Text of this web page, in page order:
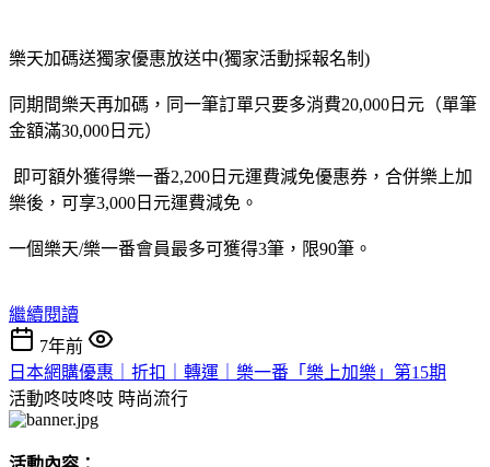
樂天加碼送獨家優惠放送中(獨家活動採報名制)
同期間樂天再加碼，同一筆訂單只要多消費20,000日元（單筆
金額滿30,000日元）
即可額外獲得樂一番2,200日元運費減免優惠券，合併樂上加
樂後，可享3,000日元運費減免。
一個樂天/樂一番會員最多可獲得3筆，限90筆。
繼續閱讀
7年前
日本網購優惠｜折扣｜轉運｜樂一番「樂上加樂」第15期
活動咚吱咚吱 時尚流行